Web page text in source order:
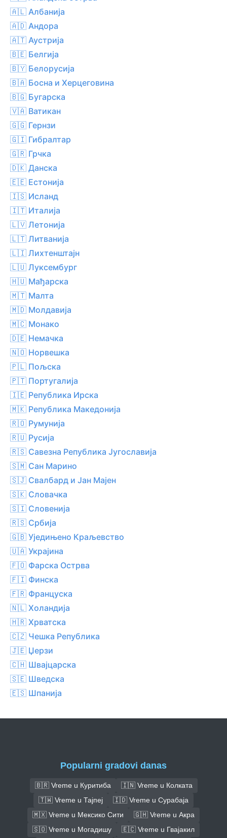
🇦🇱 Албанија
🇦🇩 Андора
🇦🇹 Аустрија
🇧🇪 Белгија
🇧🇾 Белорусија
🇧🇦 Босна и Херцеговина
🇧🇬 Бугарска
🇻🇦 Ватикан
🇬🇬 Гернзи
🇬🇮 Гибралтар
🇬🇷 Грчка
🇩🇰 Данска
🇪🇪 Естонија
🇮🇸 Исланд
🇮🇹 Италија
🇱🇻 Летонија
🇱🇹 Литванија
🇱🇮 Лихтенштајн
🇱🇺 Луксембург
🇭🇺 Мађарска
🇲🇹 Малта
🇲🇩 Молдавија
🇲🇨 Монако
🇩🇪 Немачка
🇳🇴 Норвешка
🇵🇱 Пољска
🇵🇹 Португалија
🇮🇪 Република Ирска
🇲🇰 Република Македонија
🇷🇴 Румунија
🇷🇺 Русија
🇷🇸 Савезна Република Југославија
🇸🇲 Сан Марино
🇸🇯 Свалбард и Јан Мајен
🇸🇰 Словачка
🇸🇮 Словенија
🇷🇸 Србија
🇬🇧 Уједињено Краљевство
🇺🇦 Украјина
🇫🇴 Фарска Острва
🇫🇮 Финска
🇫🇷 Француска
🇳🇱 Холандија
🇭🇷 Хрватска
🇨🇿 Чешка Република
🇯🇪 Џерзи
🇨🇭 Швајцарска
🇸🇪 Шведска
🇪🇸 Шпанија
Popularni gradovi danas
🇧🇷 Vreme u Куритиба
🇮🇳 Vreme u Колката
🇹🇼 Vreme u Тајпеј
🇮🇩 Vreme u Сурабаја
🇲🇽 Vreme u Мексико Сити
🇬🇭 Vreme u Акра
🇸🇴 Vreme u Могадишу
🇪🇨 Vreme u Гвајакил